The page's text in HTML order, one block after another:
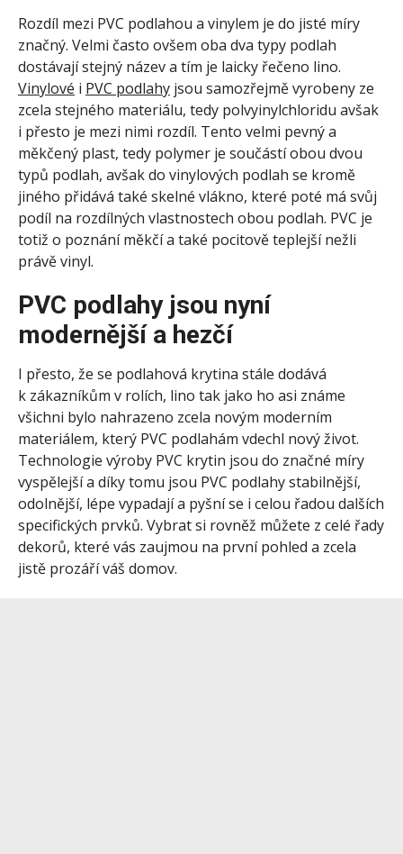
Rozdíl mezi PVC podlahou a vinylem je do jisté míry
značný. Velmi často ovšem oba dva typy podlah
dostávají stejný název a tím je laicky řečeno lino.
Vinylové i PVC podlahy jsou samozřejmě vyrobeny ze
zcela stejného materiálu, tedy polvyinylchloridu avšak
i přesto je mezi nimi rozdíl. Tento velmi pevný a
měkčený plast, tedy polymer je součástí obou dvou
typů podlah, avšak do vinylových podlah se kromě
jiného přidává také skelné vlákno, které poté má svůj
podíl na rozdílných vlastnostech obou podlah. PVC je
totiž o poznání měkčí a také pocitově teplejší nežli
právě vinyl.
PVC podlahy jsou nyní
modernější a hezčí
I přesto, že se podlahová krytina stále dodává
k zákazníkům v rolích, lino tak jako ho asi známe
všichni bylo nahrazeno zcela novým moderním
materiálem, který PVC podlahám vdechl nový život.
Technologie výroby PVC krytin jsou do značné míry
vyspělejší a díky tomu jsou PVC podlahy stabilnější,
odolnější, lépe vypadají a pyšní se i celou řadou dalších
specifických prvků. Vybrat si rovněž můžete z celé řady
dekorů, které vás zaujmou na první pohled a zcela
jistě prozáří váš domov.